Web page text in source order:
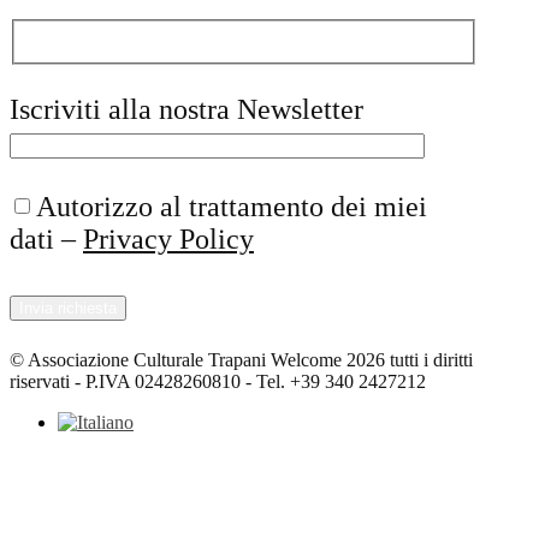
Iscriviti alla nostra Newsletter
Autorizzo al trattamento dei miei
dati –Privacy Policy
© Associazione Culturale Trapani Welcome 2026 tutti i diritti
riservati - P.IVA 02428260810 - Tel. +39 340 2427212